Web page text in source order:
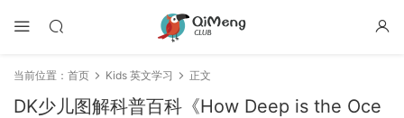
当前位置： 首页 Kids 英文学习 正文
DK少儿图解科普百科《How Deep is the Oce